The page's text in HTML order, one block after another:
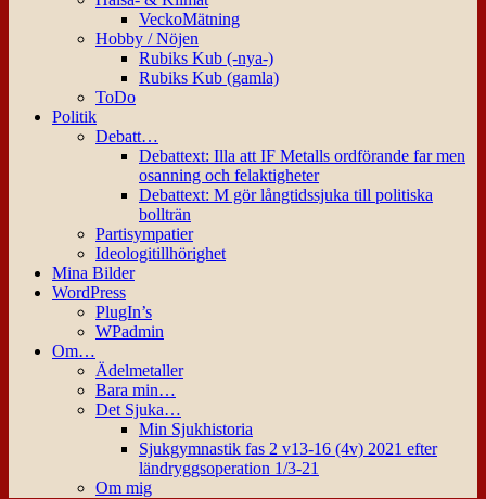
VeckoMätning
Hobby / Nöjen
Rubiks Kub (-nya-)
Rubiks Kub (gamla)
ToDo
Politik
Debatt…
Debattext: Illa att IF Metalls ordförande far men
osanning och felaktigheter
Debattext: M gör långtidssjuka till politiska
bollträn
Partisympatier
Ideologitillhörighet
Mina Bilder
WordPress
PlugIn’s
WPadmin
Om…
Ädelmetaller
Bara min…
Det Sjuka…
Min Sjukhistoria
Sjukgymnastik fas 2 v13-16 (4v) 2021 efter
ländryggsoperation 1/3-21
Om mig